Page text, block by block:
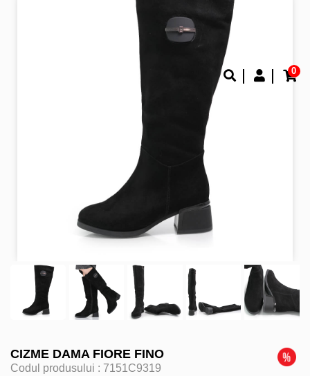
0
CIZME DAMA FIORE FINO
Codul produsului : 7151C9319